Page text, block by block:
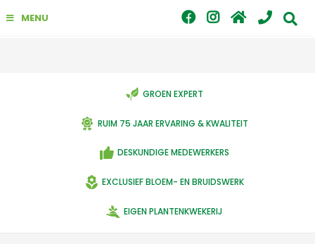
GROEN EXPERT
RUIM 75 JAAR ERVARING & KWALITEIT
DESKUNDIGE MEDEWERKERS
EXCLUSIEF BLOEM- EN BRUIDSWERK
EIGEN PLANTENKWEKERIJ
MENU